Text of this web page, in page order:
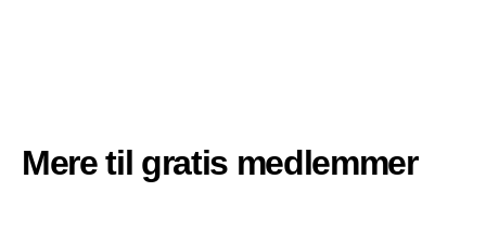
Mere til gratis medlemmer